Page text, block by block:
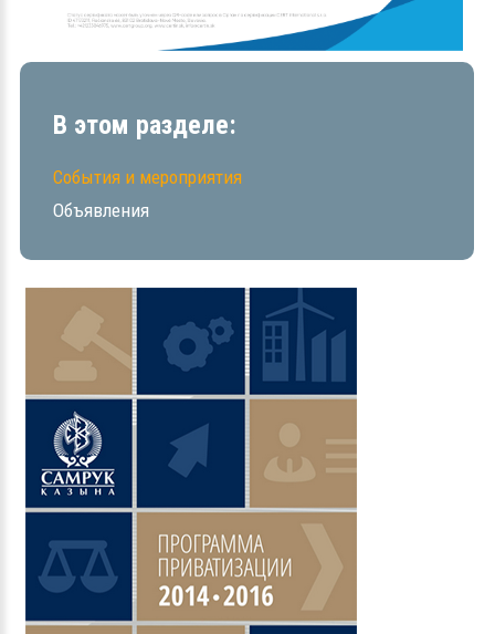
В этом разделе:
События и мероприятия
Объявления